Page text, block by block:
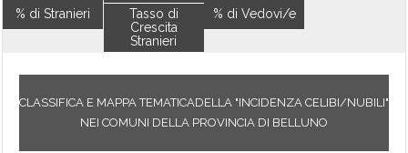
% di Stranieri
Tasso di
Crescita
Stranieri
% di Vedovi/e
CLASSIFICA E MAPPA TEMATICADELLA "INCIDENZA CELIBI/NUBILI"
NEI COMUNI DELLA PROVINCIA DI BELLUNO